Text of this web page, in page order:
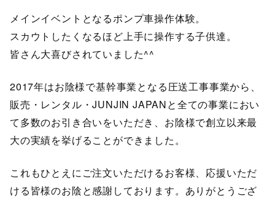
メインイベントとなるポンプ車操作体験。
スカウトしたくなるほど上手に操作する子供達。
皆さん大喜びされていました^^
2017年はお陰様で基幹事業となる圧送工事事業から、
販売・レンタル・JUNJIN JAPANと全ての事業におい
て多数のお引き合いをいただき、お陰様で創立以来最
大の実績を挙げることができました。
これもひとえにご注文いただけるお客様、応援いただ
ける皆様のお陰と感謝しております。ありがとうござ